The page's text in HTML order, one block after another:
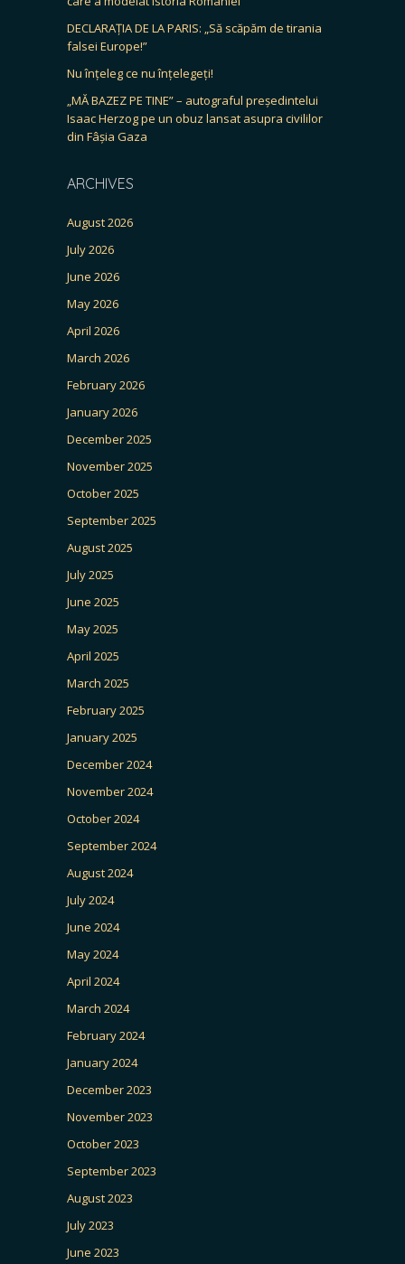
DECLARAȚIA DE LA PARIS: „Să scăpăm de tirania
falsei Europe!”
Nu înțeleg ce nu înțelegeți!
„MĂ BAZEZ PE TINE” – autograful președintelui
Isaac Herzog pe un obuz lansat asupra civililor
din Fâșia Gaza
ARCHIVES
August 2026
July 2026
June 2026
May 2026
April 2026
March 2026
February 2026
January 2026
December 2025
November 2025
October 2025
September 2025
August 2025
July 2025
June 2025
May 2025
April 2025
March 2025
February 2025
January 2025
December 2024
November 2024
October 2024
September 2024
August 2024
July 2024
June 2024
May 2024
April 2024
March 2024
February 2024
January 2024
December 2023
November 2023
October 2023
September 2023
August 2023
July 2023
June 2023